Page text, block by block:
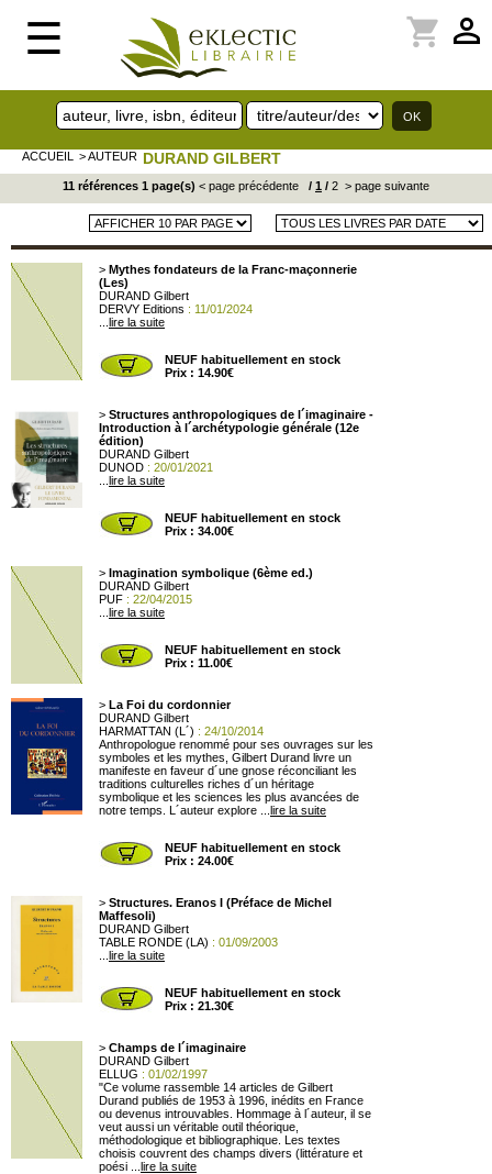
☰ perm_identity
shopping_cart
ACCUEIL > AUTEUR DURAND GILBERT
11 références 1 page(s) < page précédente / 1 / 2 > page suivante
> Mythes fondateurs de la Franc-maçonnerie
(Les)
DURAND Gilbert
DERVY Editions : 11/01/2024
lire la suite
NEUF habituellement en stock
Prix : 14.90€
> Structures anthropologiques de l´imaginaire -
Introduction à l´archétypologie générale (12e
édition)
DURAND Gilbert
DUNOD : 20/01/2021
lire la suite
NEUF habituellement en stock
Prix : 34.00€
> Imagination symbolique (6ème ed.)
DURAND Gilbert
PUF : 22/04/2015
lire la suite
NEUF habituellement en stock
Prix : 11.00€
> La Foi du cordonnier
DURAND Gilbert
HARMATTAN (L´) : 24/10/2014
Anthropologue renommé pour ses ouvrages sur les
symboles et les mythes, Gilbert Durand livre un
manifeste en faveur d´une gnose réconciliant les
traditions culturelles riches d´un héritage
symbolique et les sciences les plus avancées de
notre temps. L´auteur explore ... lire la suite
NEUF habituellement en stock
Prix : 24.00€
> Structures. Eranos I (Préface de Michel
Maffesoli)
DURAND Gilbert
TABLE RONDE (LA) : 01/09/2003
lire la suite
NEUF habituellement en stock
Prix : 21.30€
> Champs de l´imaginaire
DURAND Gilbert
ELLUG : 01/02/1997
"Ce volume rassemble 14 articles de Gilbert
Durand publiés de 1953 à 1996, inédits en France
ou devenus introuvables. Hommage à l´auteur, il se
veut aussi un véritable outil théorique,
méthodologique et bibliographique. Les textes
choisis couvrent des champs divers (littérature et
poési ... lire la suite